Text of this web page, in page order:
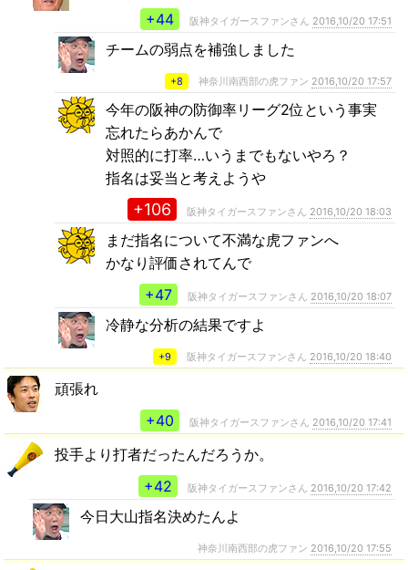
+44
阪神タイガースファンさん 2016,10/20 17:51
チームの弱点を補強しました
+8 神奈川南西部の虎ファン 2016,10/20 17:57
今年の阪神の防御率リーグ2位という事実
忘れたらあかんで
対照的に打率…いうまでもないやろ？
指名は妥当と考えようや
+106 阪神タイガースファンさん 2016,10/20 18:03
まだ指名について不満な虎ファンへ
かなり評価されてんで
+47
阪神タイガースファンさん 2016,10/20 18:07
冷静な分析の結果ですよ
+9 阪神タイガースファンさん 2016,10/20 18:40
頑張れ
+40
阪神タイガースファンさん 2016,10/20 17:41
投手より打者だったんだろうか。
+42
阪神タイガースファンさん 2016,10/20 17:42
今日大山指名決めたんよ
神奈川南西部の虎ファン 2016,10/20 17:55